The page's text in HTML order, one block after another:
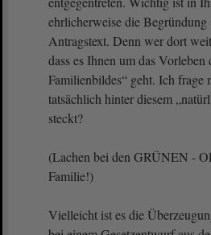
ehrlicherweise die
Antragstext. Denn wer dort
dass es Ihnen um das Vorleben
Familienbildes“ geht. Ich frage
tatsächlich hinter diesem
steckt?
(Lachen bei den GRÜNEN -
Familie!)
Vielleicht ist es die